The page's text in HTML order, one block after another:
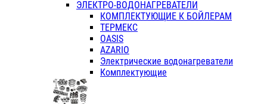
ЭЛЕКТРО-ВОДОНАГРЕВАТЕЛИ
КОМПЛЕКТУЮЩИЕ К БОЙЛЕРАМ
ТЕРМЕКС
OASIS
AZARIO
Электрические водонагреватели
Комплектующие